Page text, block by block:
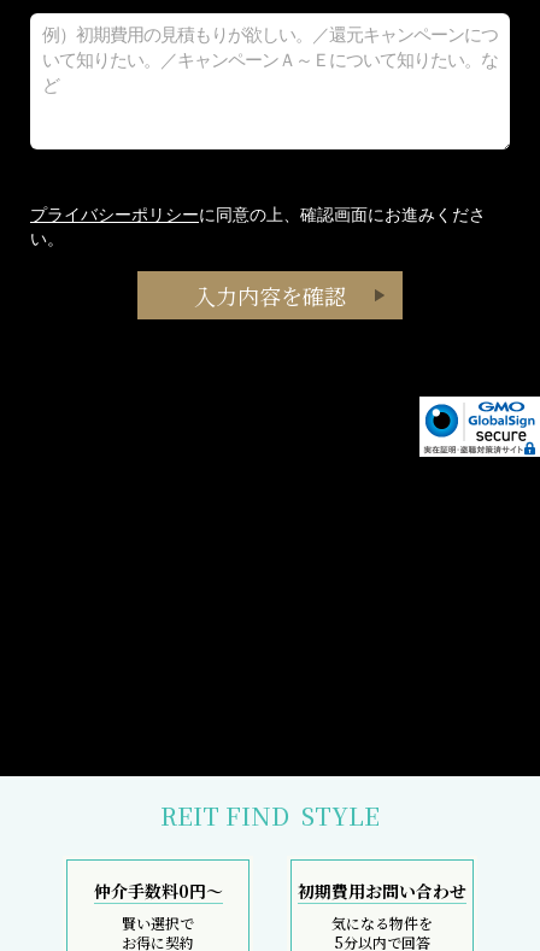
プライバシーポリシーに同意の上、確認画面にお進みくださ
い。
REIT FIND STYLE
仲介手数料0円～
賢い選択で
お得に契約
初期費用お問い合わせ
気になる物件を
5分以内で回答